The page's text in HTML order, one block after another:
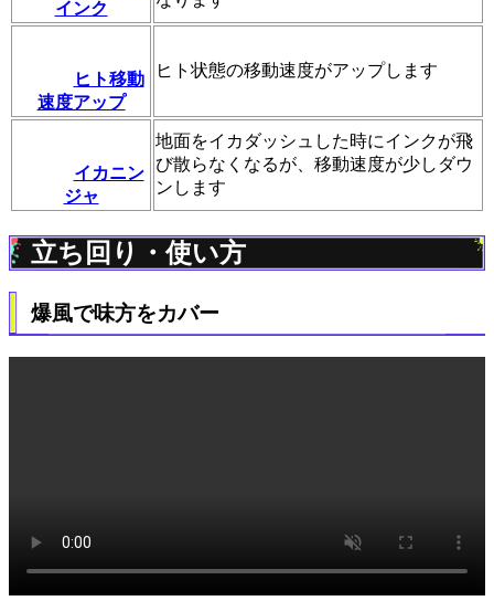
インク
ヒト移動
速度アップ
ヒト状態の移動速度がアップします
イカニン
ジャ
地面をイカダッシュした時にインクが飛
び散らなくなるが、移動速度が少しダウ
ンします
立ち回り・使い方
爆風で味方をカバー